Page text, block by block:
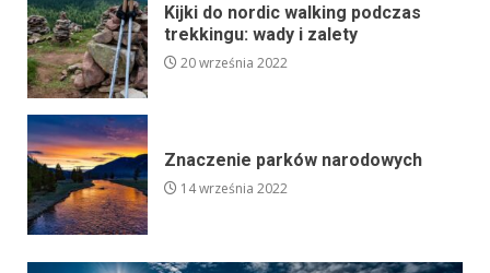
Kijki do nordic walking podczas
trekkingu: wady i zalety
20 września 2022
Znaczenie parków narodowych
14 września 2022